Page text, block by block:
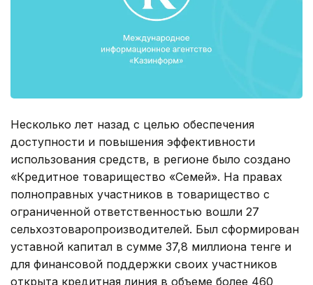
Несколько лет назад с целью обеспечения
доступности и повышения эффективности
использования средств, в регионе было создано
«Кредитное товарищество «Семей». На правах
полноправных участников в товарищество с
ограниченной ответственностью вошли 27
сельхозтоваропроизводителей. Был сформирован
уставной капитал в сумме 37,8 миллиона тенге и
для финансовой поддержки своих участников
открыта кредитная линия в объеме более 460